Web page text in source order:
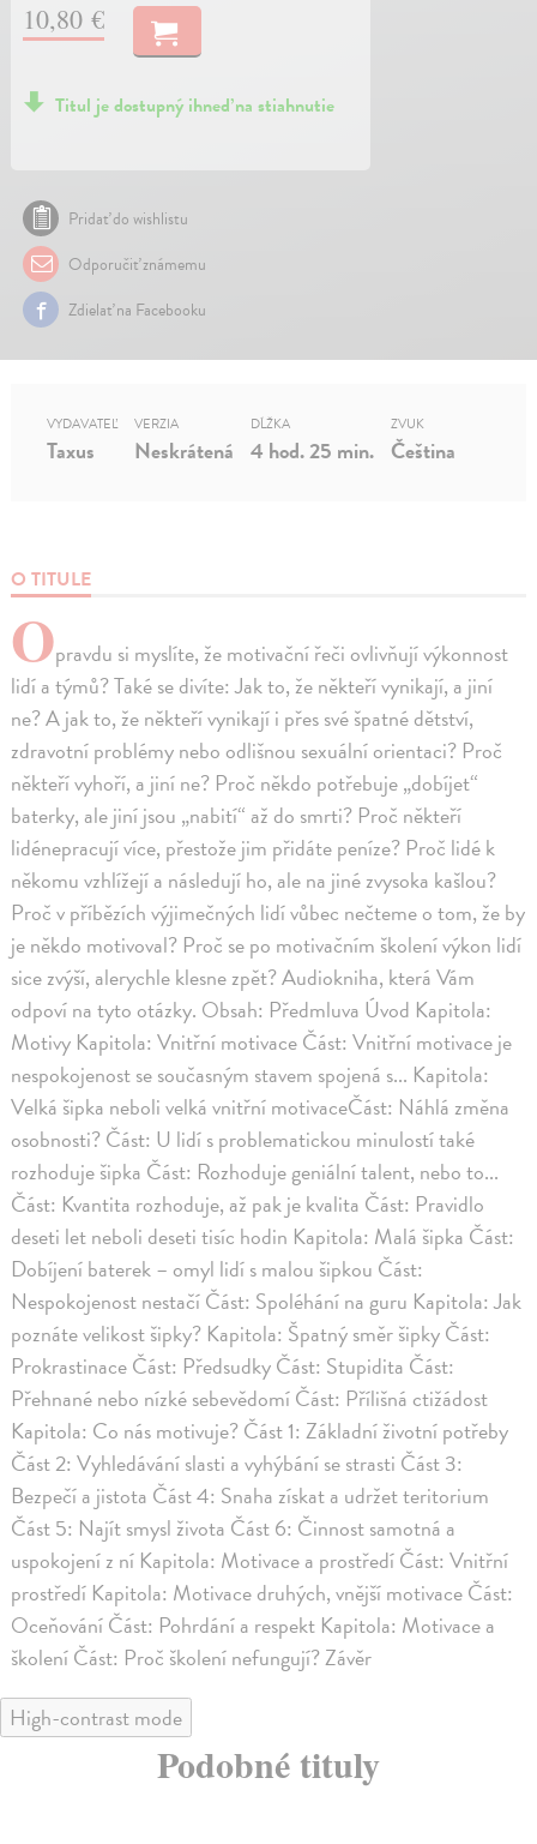
10,80 €
Titul je dostupný ihneď na stiahnutie
Pridať do wishlistu
Odporučiť známemu
Zdielať na Facebooku
O TITULE
Opravdu si myslíte, že motivační řeči ovlivňují výkonnost
lidí a týmů? Také se divíte: Jak to, že někteří vynikají, a jiní
ne? A jak to, že někteří vynikají i přes své špatné dětství,
zdravotní problémy nebo odlišnou sexuální orientaci? Proč
někteří vyhoří, a jiní ne? Proč někdo potřebuje „dobíjet“
baterky, ale jiní jsou „nabití“ až do smrti? Proč někteří
lidénepracují více, přestože jim přidáte peníze? Proč lidé k
někomu vzhlížejí a následují ho, ale na jiné zvysoka kašlou?
Proč v příbězích výjimečných lidí vůbec nečteme o tom, že by
je někdo motivoval? Proč se po motivačním školení výkon lidí
sice zvýší, alerychle klesne zpět? Audiokniha, která Vám
odpoví na tyto otázky. Obsah: Předmluva Úvod Kapitola:
Motivy Kapitola: Vnitřní motivace Část: Vnitřní motivace je
nespokojenost se současným stavem spojená s... Kapitola:
Velká šipka neboli velká vnitřní motivaceČást: Náhlá změna
osobnosti? Část: U lidí s problematickou minulostí také
rozhoduje šipka Část: Rozhoduje geniální talent, nebo to...
Část: Kvantita rozhoduje, až pak je kvalita Část: Pravidlo
deseti let neboli deseti tisíc hodin Kapitola: Malá šipka Část:
Dobíjení baterek – omyl lidí s malou šipkou Část:
Nespokojenost nestačí Část: Spoléhání na guru Kapitola: Jak
poznáte velikost šipky? Kapitola: Špatný směr šipky Část:
Prokrastinace Část: Předsudky Část: Stupidita Část:
Přehnané nebo nízké sebevědomí Část: Přílišná ctižádost
Kapitola: Co nás motivuje? Část 1: Základní životní potřeby
Část 2: Vyhledávání slasti a vyhýbání se strasti Část 3:
Bezpečí a jistota Část 4: Snaha získat a udržet teritorium
Část 5: Najít smysl života Část 6: Činnost samotná a
uspokojení z ní Kapitola: Motivace a prostředí Část: Vnitřní
prostředí Kapitola: Motivace druhých, vnější motivace Část:
Oceňování Část: Pohrdání a respekt Kapitola: Motivace a
školení Část: Proč školení nefungují? Závěr
VYDAVATEĽ
Taxus
VERZIA
Neskrátená
DĹŽKA
4 hod. 25 min.
ZVUK
Čeština
High-contrast mode
Podobné tituly